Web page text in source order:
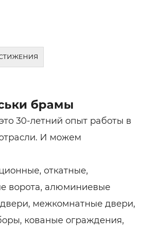
брамы
30-летний опыт работы в
И можем
откатные,
ворота, алюминиевые
межкомнатные двери,
кованые ограждения,